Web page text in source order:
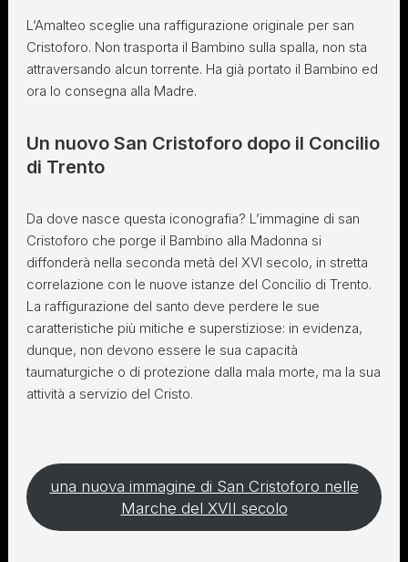
L’Amalteo sceglie una raffigurazione originale per san
Cristoforo. Non trasporta il Bambino sulla spalla, non sta
attraversando alcun torrente. Ha già portato il Bambino ed
ora lo consegna alla Madre.
Un nuovo San Cristoforo dopo il Concilio
di Trento
Da dove nasce questa iconografia? L’immagine di san
Cristoforo che porge il Bambino alla Madonna si
diffonderà nella seconda metà del XVI secolo, in stretta
correlazione con le nuove istanze del Concilio di Trento.
La raffigurazione del santo deve perdere le sue
caratteristiche più mitiche e superstiziose: in evidenza,
dunque, non devono essere le sua capacità
taumaturgiche o di protezione dalla mala morte, ma la sua
attività a servizio del Cristo.
una nuova immagine di San Cristoforo nelle
Marche del XVII secolo